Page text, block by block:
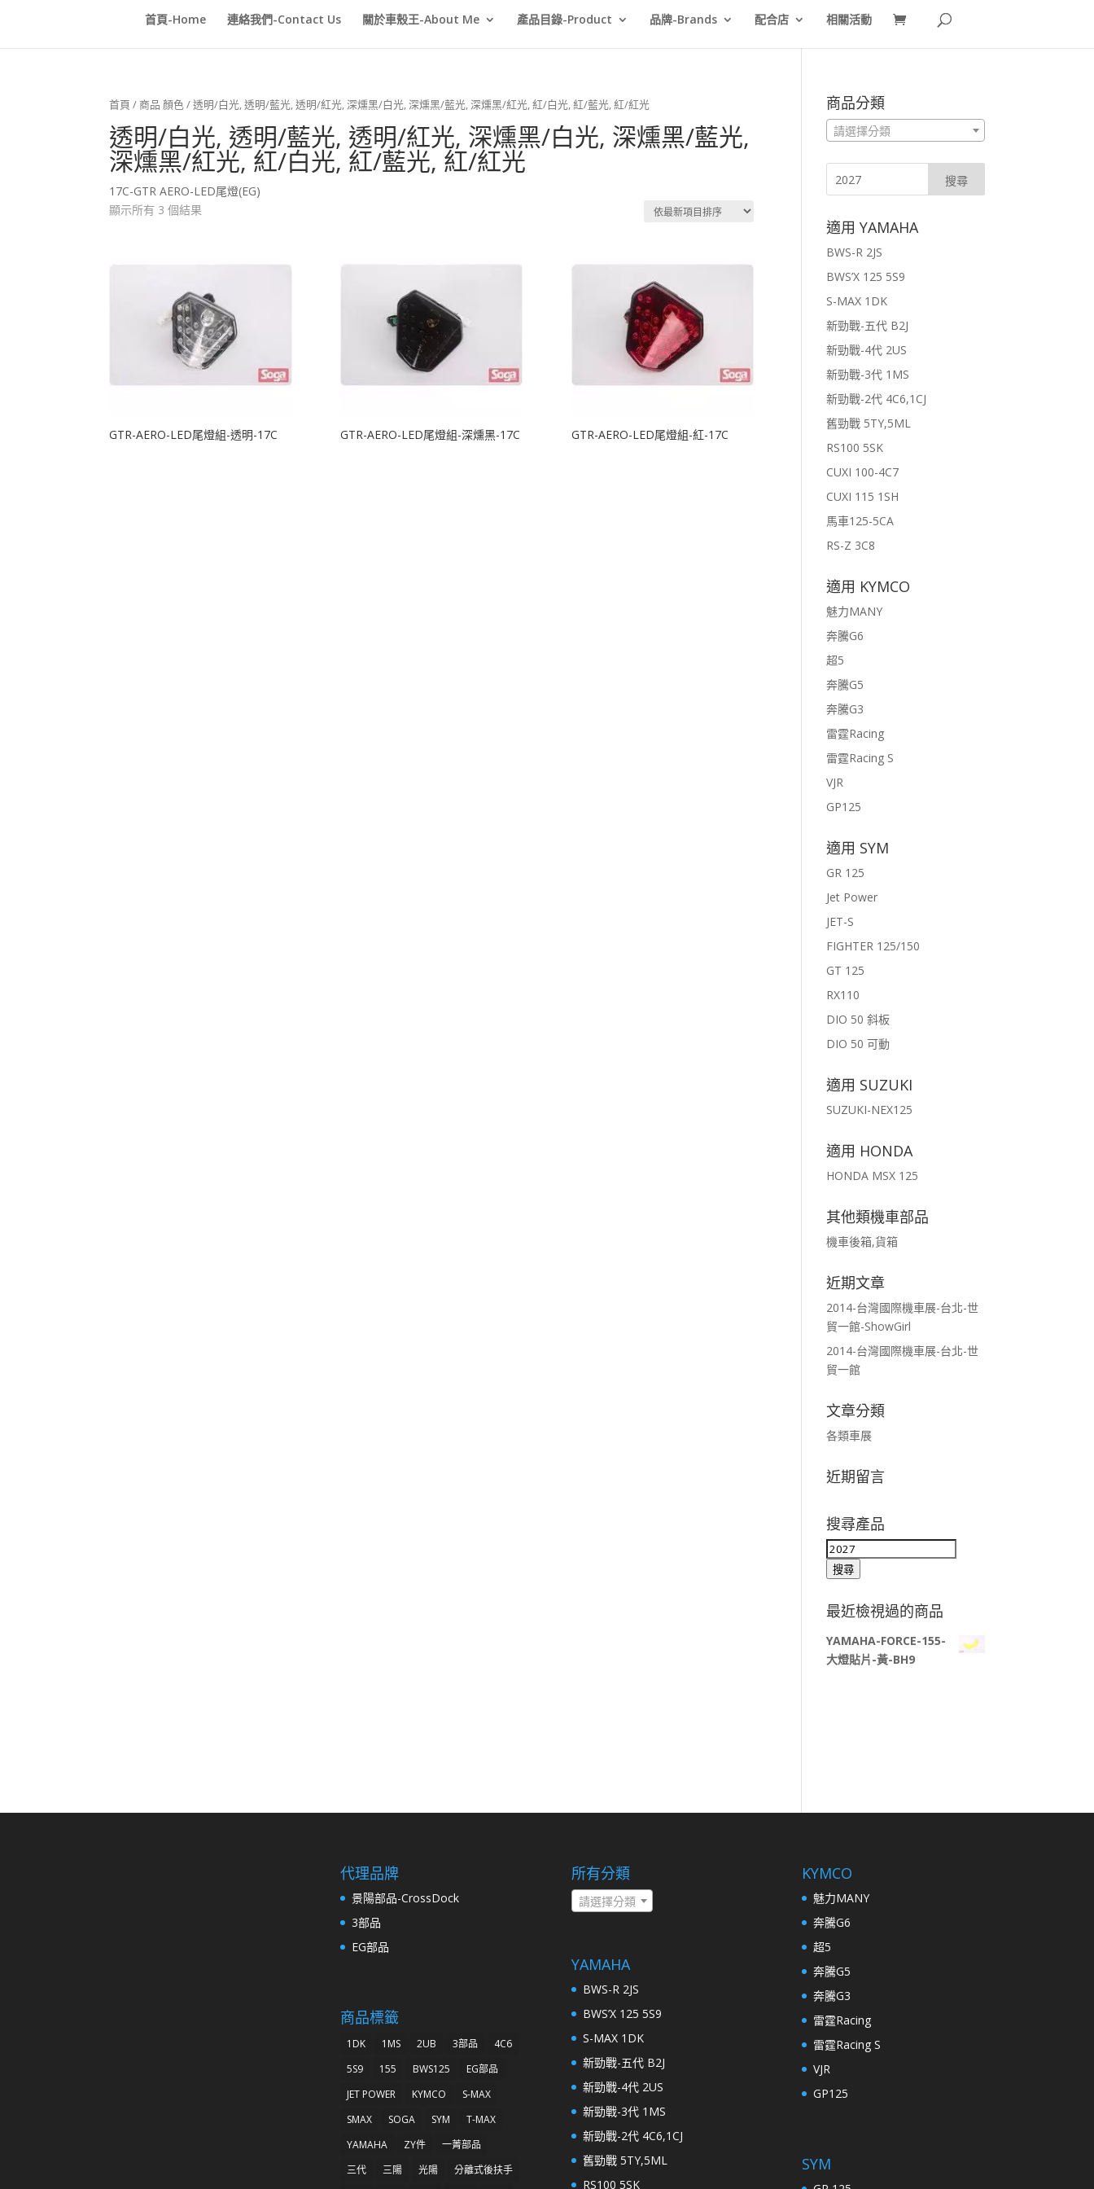
首頁-Home 連絡我們-Contact Us 關於車殼王-About Me 產品目錄-Product 品牌-Brands 配合店 相關活動
首頁 / 商品 顏色 / 透明/白光, 透明/藍光, 透明/紅光, 深燻黑/白光, 深燻黑/藍光, 深燻黑/紅光, 紅/白光, 紅/藍光, 紅/紅光
透明/白光, 透明/藍光, 透明/紅光, 深燻黑/白光, 深燻黑/藍光,
深燻黑/紅光, 紅/白光, 紅/藍光, 紅/紅光
17C-GTR AERO-LED尾燈(EG)
顯示所有 3 個結果
GTR-AERO-LED尾燈組-透明-17C GTR-AERO-LED尾燈組-深燻黑-17C GTR-AERO-LED尾燈組-紅-17C
商品分類
請選擇分類
適用 YAMAHA
BWS-R 2JS
BWS’X 125 5S9
S-MAX 1DK
新勁戰-五代 B2J
新勁戰-4代 2US
新勁戰-3代 1MS
新勁戰-2代 4C6,1CJ
舊勁戰 5TY,5ML
RS100 5SK
CUXI 100-4C7
CUXI 115 1SH
馬車125-5CA
RS-Z 3C8
適用 KYMCO
魅力MANY
奔騰G6
超5
奔騰G5
奔騰G3
雷霆Racing
雷霆Racing S
VJR
GP125
適用 SYM
GR 125
Jet Power
JET-S
FIGHTER 125/150
GT 125
RX110
DIO 50 斜板
DIO 50 可動
適用 SUZUKI
SUZUKI-NEX125
適用 HONDA
HONDA MSX 125
其他類機車部品
機車後箱,貨箱
近期文章
2014-台灣國際機車展-台北-世
貿一館-ShowGirl
2014-台灣國際機車展-台北-世
貿一館
文章分類
各類車展
近期留言
搜尋產品
搜
尋
鍵
字:
搜尋
最近檢視過的商品
YAMAHA-FORCE-155-
大燈貼片-黃-BH9
代理品牌
景陽部品-CrossDock
3部品
EG部品
商品標籤
1DK 1MS 2UB 3部品
4C6
5S9
155 BWS125
EG部品
JET POWER
KYMCO
S-MAX
SMAX
SOGA SYM
T-MAX
YAMAHA
ZY件
一菁部品
三代
三陽 光陽
分離式後扶手
所有分類
請選擇分類
YAMAHA
BWS-R 2JS
BWS’X 125 5S9
S-MAX 1DK
新勁戰-五代 B2J
新勁戰-4代 2US
新勁戰-3代 1MS
新勁戰-2代 4C6,1CJ
舊勁戰 5TY,5ML
RS100 5SK
KYMCO
魅力MANY
奔騰G6
超5
奔騰G5
奔騰G3
雷霆Racing
雷霆Racing S
VJR
GP125
SYM